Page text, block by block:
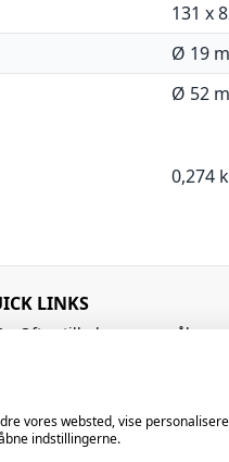
131 x
Ø 19
Ø 52
0,274
LINKS
- Ofte stillede spørgsmål
os vores websted, vise
indstillingerne.